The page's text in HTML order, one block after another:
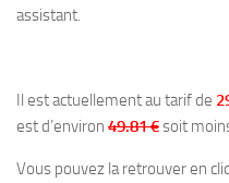
assistant.
Il est actuellement au tarif de
est d’environ 49.81 €soit
Vous pouvez la retrouver en